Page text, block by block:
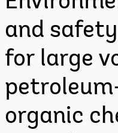
and
for large
organic